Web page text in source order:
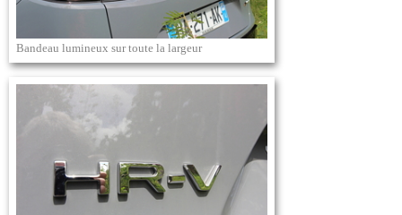
Bandeau lumineux sur toute la largeur